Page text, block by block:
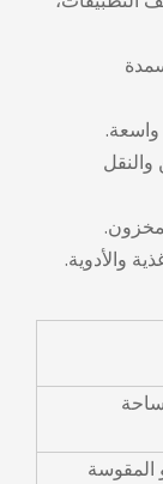
والنقل
والأدوية.
المقوسة